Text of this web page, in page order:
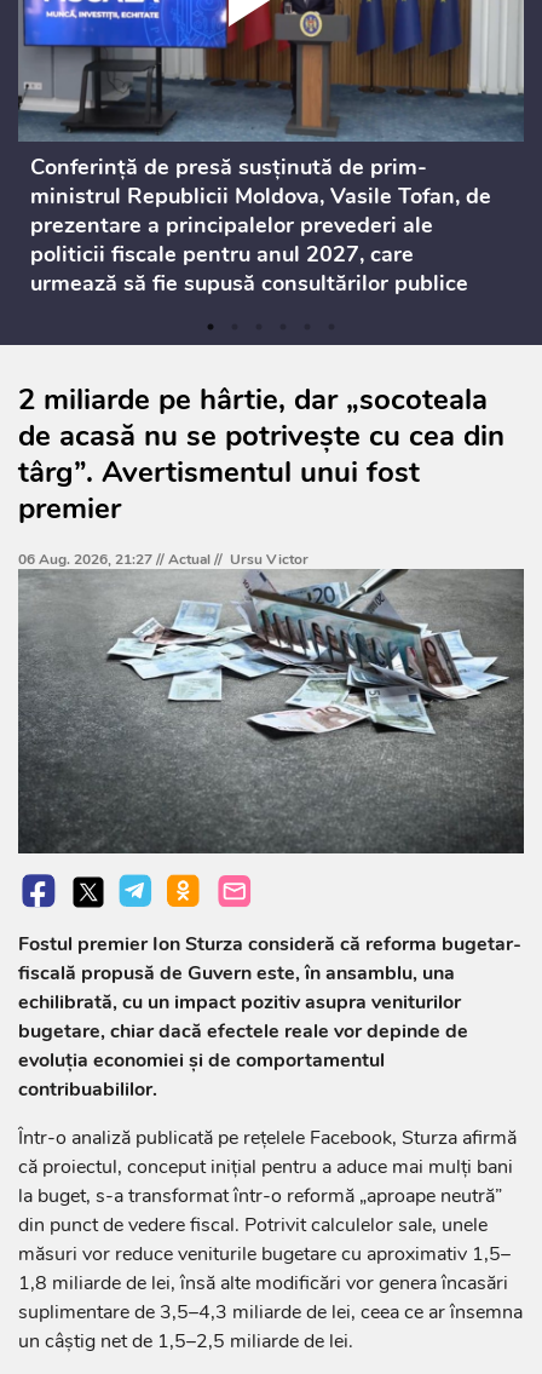
Conferință de presă susținută de prim-
ministrul Republicii Moldova, Vasile Tofan, de
prezentare a principalelor prevederi ale
politicii fiscale pentru anul 2027, care
urmează să fie supusă consultărilor publice
2 miliarde pe hârtie, dar „socoteala
de acasă nu se potrivește cu cea din
târg”. Avertismentul unui fost
premier
06 Aug. 2026, 21:27 //Actual// Ursu Victor
Fostul premier Ion Sturza consideră că reforma bugetar-
fiscală propusă de Guvern este, în ansamblu, una
echilibrată, cu un impact pozitiv asupra veniturilor
bugetare, chiar dacă efectele reale vor depinde de
evoluția economiei și de comportamentul
contribuabililor.
Într-o analiză publicată pe rețelele Facebook, Sturza afirmă
că proiectul, conceput inițial pentru a aduce mai mulți bani
la buget, s-a transformat într-o reformă „aproape neutră”
din punct de vedere fiscal. Potrivit calculelor sale, unele
măsuri vor reduce veniturile bugetare cu aproximativ 1,5–
1,8 miliarde de lei, însă alte modificări vor genera încasări
suplimentare de 3,5–4,3 miliarde de lei, ceea ce ar însemna
un câștig net de 1,5–2,5 miliarde de lei.